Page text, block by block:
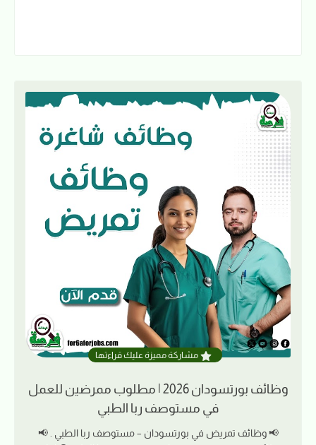
مشاركة مميزة عليك قراءتها
وظائف بورتسودان 2026 | مطلوب ممرضين للعمل
في مستوصف ربا الطبي
📢 وظائف تمريض في بورتسودان – مستوصف ربا الطبي . 📢